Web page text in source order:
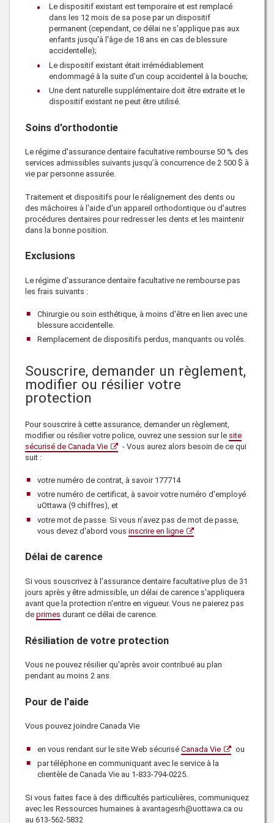
Le dispositif existant est temporaire et est remplacé
dans les 12 mois de sa pose par un dispositif
permanent (cependant, ce délai ne s'applique pas aux
enfants jusqu'à l'âge de 18 ans en cas de blessure
accidentelle);
Le dispositif existant était irrémédiablement
endommagé à la suite d'un coup accidentel à la bouche;
Une dent naturelle supplémentaire doit être extraite et le
dispositif existant ne peut être utilisé.
Soins d'orthodontie
Le régime d'assurance dentaire facultative rembourse 50 % des
services admissibles suivants jusqu’à concurrence de 2 500 $ à
vie par personne assurée.
Traitement et dispositifs pour le réalignement des dents ou
des mâchoires à l'aide d'un appareil orthodontique ou d'autres
procédures dentaires pour redresser les dents et les maintenir
dans la bonne position.
Exclusions
Le régime d'assurance dentaire facultative ne rembourse pas
les frais suivants :
Chirurgie ou soin esthétique, à moins d'être en lien avec une
blessure accidentelle.
Remplacement de dispositifs perdus, manquants ou volés.
Souscrire, demander un règlement,
modifier ou résilier votre
protection
Pour souscrire à cette assurance, demander un règlement,
modifier ou résilier votre police, ouvrez une session sur le site
sécurisé de Canada Vie
- Vous aurez alors besoin de ce qui
suit :
votre numéro de contrat, à savoir 177714
votre numéro de certificat, à savoir votre numéro d'employé
uOttawa (9 chiffres), et
votre mot de passe. Si vous n’avez pas de mot de passe,
vous devez d'abord vous inscrire en ligne
Délai de carence
Si vous souscrivez à l’assurance dentaire facultative plus de 31
jours après y être admissible, un délai de carence s'appliquera
avant que la protection n'entre en vigueur. Vous ne paierez pas
de primes durant ce délai de carence.
Résiliation de votre protection
Vous ne pouvez résilier qu'après avoir contribué au plan
pendant au moins 2 ans.
Pour de l'aide
Vous pouvez joindre Canada Vie
en vous rendant sur le site Web sécurisé Canada Vie
ou
par téléphone en communiquant avec le service à la
clientèle de Canada Vieau 1-833-794-0225.
Si vous faites face à des difficultés particulières, communiquez
avec les Ressources humaines à avantagesrh@uottawa.ca ou
au 613-562-5832